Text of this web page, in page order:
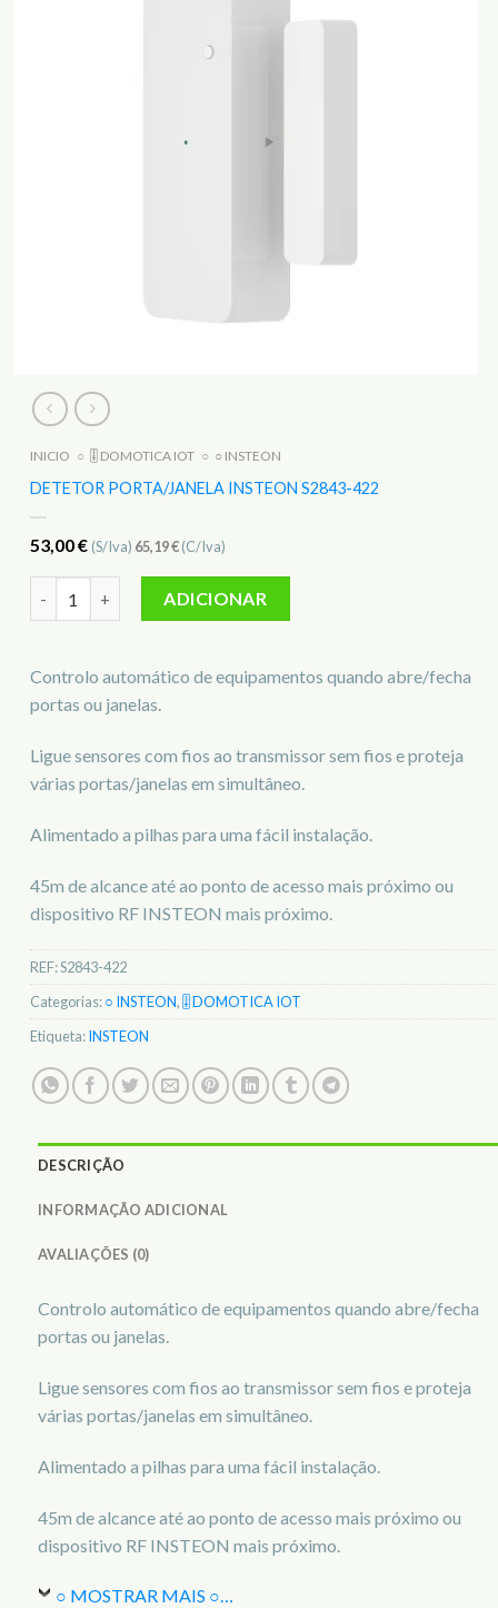
INICIO ○ 🎚️ DOMOTICA IOT ○ ○ INSTEON
DETETOR PORTA/JANELA INSTEON S2843-422
53,00€ (S/Iva) 65,19€(C/Iva)
ADICIONAR
Controlo automático de equipamentos quando abre/fecha
portas ou janelas.
Ligue sensores com fios ao transmissor sem fios e proteja
várias portas/janelas em simultâneo.
Alimentado a pilhas para uma fácil instalação.
45m de alcance até ao ponto de acesso mais próximo ou
dispositivo RF INSTEON mais próximo.
REF:S2843-422
Categorias:○ INSTEON, 🎚️ DOMOTICA IOT
Etiqueta:INSTEON
DESCRIÇÃO
INFORMAÇÃO ADICIONAL
AVALIAÇÕES (0)
Controlo automático de equipamentos quando abre/fecha
portas ou janelas.
Ligue sensores com fios ao transmissor sem fios e proteja
várias portas/janelas em simultâneo.
Alimentado a pilhas para uma fácil instalação.
45m de alcance até ao ponto de acesso mais próximo ou
dispositivo RF INSTEON mais próximo.
○ MOSTRAR MAIS ○…